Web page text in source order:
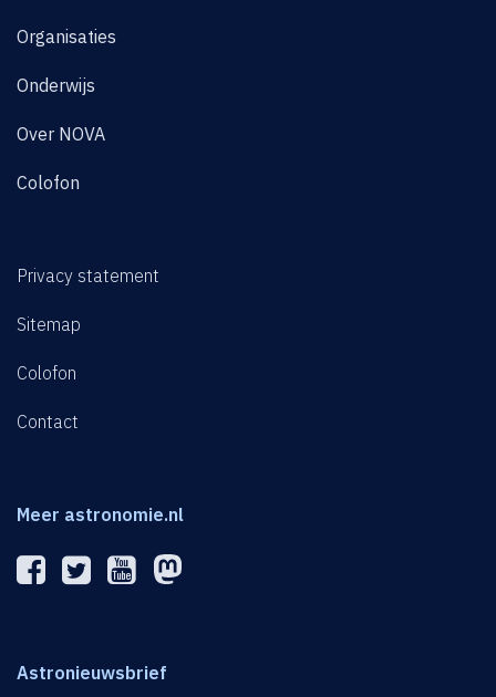
Organisaties
Onderwijs
Over NOVA
Colofon
Privacy statement
Sitemap
Colofon
Contact
Meer astronomie.nl
Astronieuwsbrief